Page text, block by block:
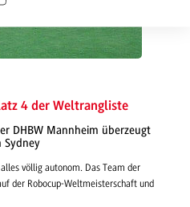
4 der Weltrangliste
DHBW Mannheim überzeugt
Sydney
völlig autonom. Das Team der
der Robocup-Weltmeisterschaft und